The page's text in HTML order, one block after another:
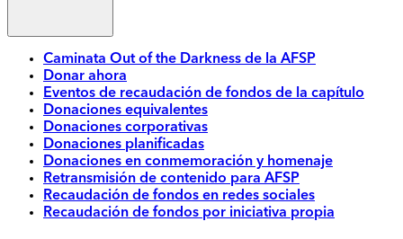
Caminata Out of the Darkness de la AFSP
Donar ahora
Eventos de recaudación de fondos de la capítulo
Donaciones equivalentes
Donaciones corporativas
Donaciones planificadas
Donaciones en conmemoración y homenaje
Retransmisión de contenido para AFSP
Recaudación de fondos en redes sociales
Recaudación de fondos por iniciativa propia